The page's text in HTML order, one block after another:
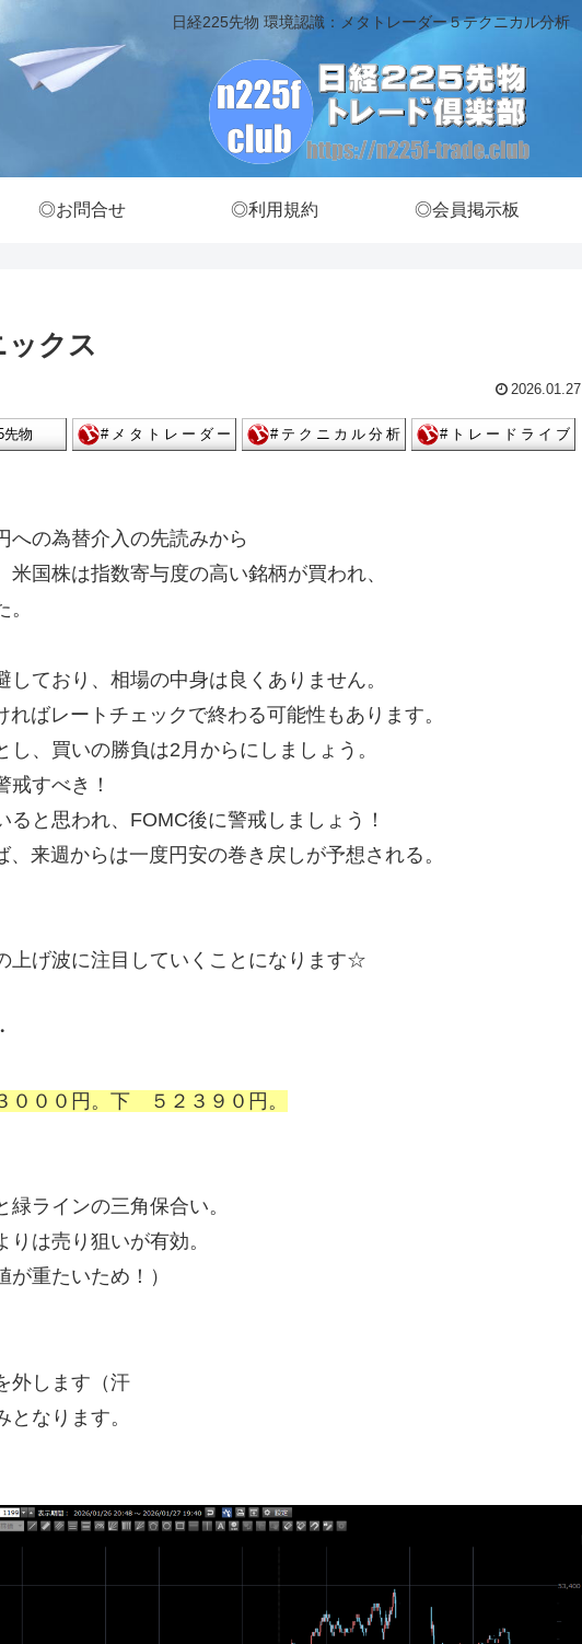
日経225先物 環境認識：メタトレーダー５テクニカル分析
◎お問合せ ◎利用規約 ◎会員掲示板
クス
2026.01.27
への為替介入の先読みから
米国株は指数寄与度の高い銘柄が買われ、
ており、相場の中身は良くありません。
ばレートチェックで終わる可能性もあります。
、買いの勝負は2月からにしましょう。
戒すべき！
ると思われ、FOMC後に警戒しましょう！
、来週からは一度円安の巻き戻しが予想される。
上げ波に注目していくことになります☆
００円。下 ５２３９０円。
緑ラインの三角保合い。
りは売り狙いが有効。
が重たいため！）
外します（汗
なります。